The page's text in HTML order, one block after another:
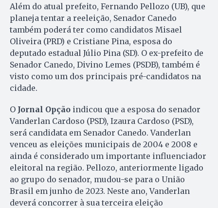
Além do atual prefeito, Fernando Pellozo (UB), que
planeja tentar a reeleição, Senador Canedo
também poderá ter como candidatos Misael
Oliveira (PRD) e Cristiane Pina, esposa do
deputado estadual Júlio Pina (SD). O ex-prefeito de
Senador Canedo, Divino Lemes (PSDB), também é
visto como um dos principais pré-candidatos na
cidade.
O Jornal Opção indicou que a esposa do senador
Vanderlan Cardoso (PSD), Izaura Cardoso (PSD),
será candidata em Senador Canedo. Vanderlan
venceu as eleições municipais de 2004 e 2008 e
ainda é considerado um importante influenciador
eleitoral na região. Pellozo, anteriormente ligado
ao grupo do senador, mudou-se para o União
Brasil em junho de 2023. Neste ano, Vanderlan
deverá concorrer à sua terceira eleição